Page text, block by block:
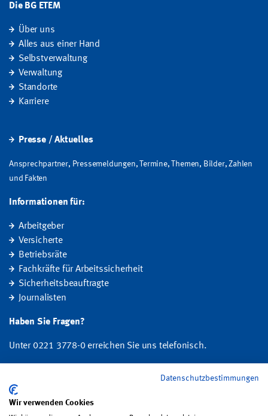
Die BG ETEM
Über uns
Alles aus einer Hand
Selbstverwaltung
Verwaltung
Standorte
Karriere
Presse / Aktuelles
Ansprechpartner, Pressemeldungen, Termine, Themen, Bilder, Zahlen
und Fakten
Informationen für:
Arbeitgeber
Versicherte
Betriebsräte
Fachkräfte für Arbeitssicherheit
Sicherheitsbeauftragte
Journalisten
Haben Sie Fragen?
Unter 0221 3778-0 erreichen Sie uns telefonisch.
Entschädigung, Prävention sowie Fragen zu Mitgliedschaft und Beitrag.
Datenschutzbestimmungen
Wir verwenden Cookies